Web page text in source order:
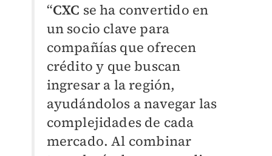
“CXC se ha convertido en
un socio clave para
compañías que ofrecen
crédito y que buscan
ingresar a la región,
ayudándolos a navegar las
complejidades de cada
mercado. Al combinar